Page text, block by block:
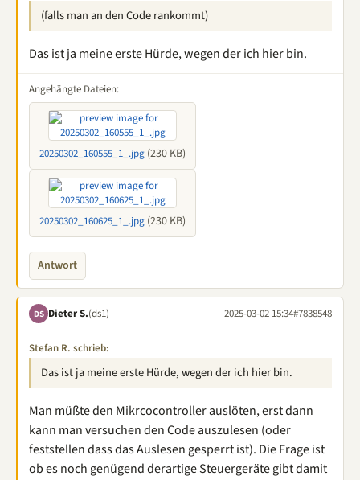
(falls man an den Code rankommt)
Das ist ja meine erste Hürde, wegen der ich hier bin.
Angehängte Dateien:
20250302_160555_1_.jpg (230 KB)
20250302_160625_1_.jpg (230 KB)
Antwort
DS Dieter S.(ds1) 2025-03-02 15:34#7838548
Stefan R. schrieb:
Das ist ja meine erste Hürde, wegen der ich hier bin.
Man müßte den Mikrcocontroller auslöten, erst dann
kann man versuchen den Code auszulesen (oder
feststellen dass das Auslesen gesperrt ist). Die Frage ist
ob es noch genügend derartige Steuergeräte gibt damit